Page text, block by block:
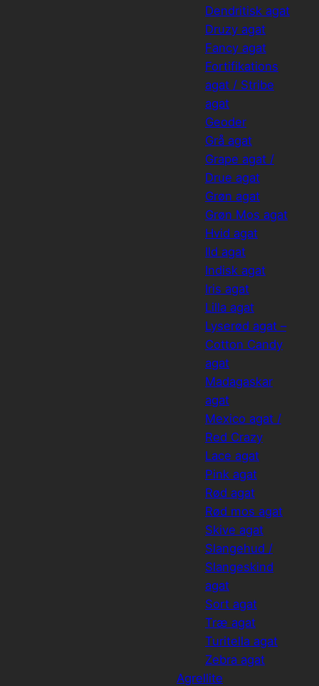
Dendritisk agat
Druzy agat
Fancy agat
Fortifikations
agat / Stribe
agat
Geoder
Grå agat
Grape agat /
Drue agat
Grøn agat
Grøn Mos agat
Hvid agat
Ild agat
Indisk agat
Iris agat
Lilla agat
Lyserød agat –
Cotton Candy
agat
Madagaskar
agat
Mexico agat /
Red Crazy
Lace agat
Pink agat
Rød agat
Rød mos agat
Skive agat
Slangehud /
Slangeskind
agat
Sort agat
Træ agat
Turitella agat
Zebra agat
Agrellite